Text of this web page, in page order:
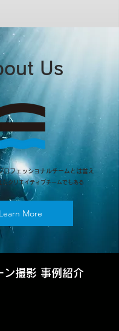
Us
ロフェッショナルチームとは言え
たクリエイティブチームでもある
Learn More
ン撮影 事例紹介